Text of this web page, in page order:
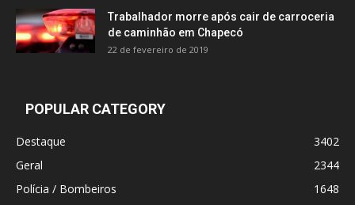
Trabalhador morre após cair de carroceria
de caminhão em Chapecó
22 de fevereiro de 2019
POPULAR CATEGORY
Destaque
3402
Geral
2344
Polícia / Bombeiros
1648